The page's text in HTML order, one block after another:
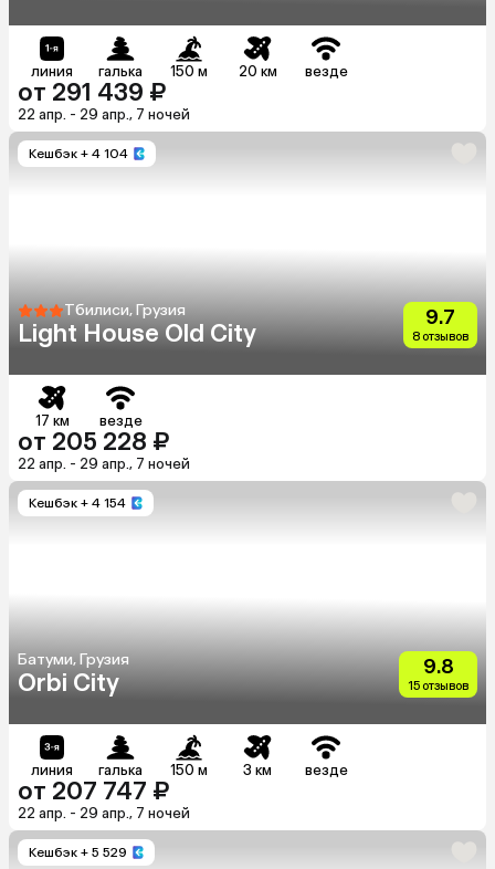
линия галька 150 м 20 км везде
от 291 439 ₽
22 апр. - 29 апр., 7 ночей
Кешбэк + 4 104
Тбилиси, Грузия
Light House Old City
9.7
8 отзывов
17 км везде
от 205 228 ₽
22 апр. - 29 апр., 7 ночей
Кешбэк + 4 154
Батуми, Грузия
Orbi City
9.8
15 отзывов
линия галька 150 м 3 км везде
от 207 747 ₽
22 апр. - 29 апр., 7 ночей
Кешбэк + 5 529